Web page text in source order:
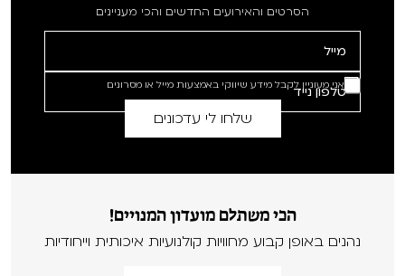
הסרטים והאירועים החדשים והכי מעניינים
אני מעוניין לקבל מידע שיווקי באמצעות מייל או מסרונים
הכי משתלם מועדון המנויים!
נהנים באופן קבוע מחוויות קולנועיות איכותית וייחודיות